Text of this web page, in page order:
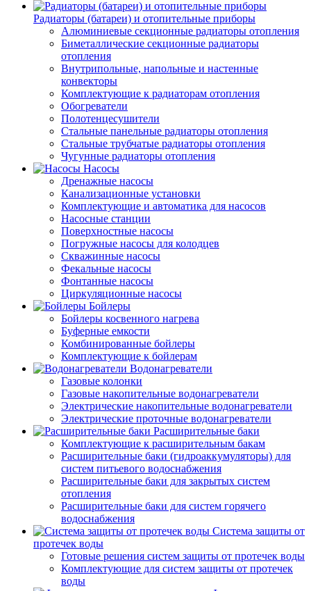
Радиаторы (батареи) и отопительные приборы
Алюминиевые секционные радиаторы отопления
Биметаллические секционные радиаторы
отопления
Внутрипольные, напольные и настенные
конвекторы
Комплектующие к радиаторам отопления
Обогреватели
Полотенцесушители
Стальные панельные радиаторы отопления
Стальные трубчатые радиаторы отопления
Чугунные радиаторы отопления
Насосы
Дренажные насосы
Канализационные установки
Комплектующие и автоматика для насосов
Насосные станции
Поверхностные насосы
Погружные насосы для колодцев
Скважинные насосы
Фекальные насосы
Фонтанные насосы
Циркуляционные насосы
Бойлеры
Бойлеры косвенного нагрева
Буферные емкости
Комбинированные бойлеры
Комплектующие к бойлерам
Водонагреватели
Газовые колонки
Газовые накопительные водонагреватели
Электрические накопительные водонагреватели
Электрические проточные водонагреватели
Расширительные баки
Комплектующие к расширительным бакам
Расширительные баки (гидроаккумуляторы) для
систем питьевого водоснабжения
Расширительные баки для закрытых систем
отопления
Расширительные баки для систем горячего
водоснабжения
Система защиты от
протечек воды
Готовые решения систем защиты от протечек воды
Комплектующие для систем защиты от протечек
воды